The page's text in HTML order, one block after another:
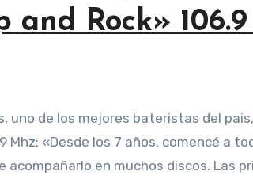
and Rock»
Mhz: «Desde los 7 años, comencé
acompañarlo en muchos discos. Las